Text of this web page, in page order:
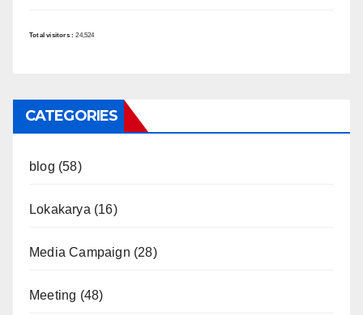
Total visitors :24,524
CATEGORIES
blog (58)
Lokakarya (16)
Media Campaign (28)
Meeting (48)